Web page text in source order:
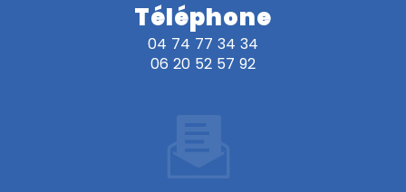
Téléphone
04 74 77 34 34
06 20 52 57 92